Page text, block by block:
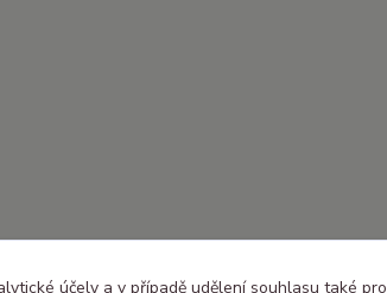
účely a v případě udělení souhlasu také pro